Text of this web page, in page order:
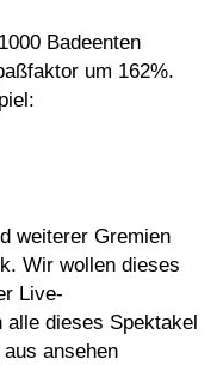
Badeenten
um 162%.
weiterer Gremien
Wir wollen dieses
Live-
alle dieses Spektakel
ansehen